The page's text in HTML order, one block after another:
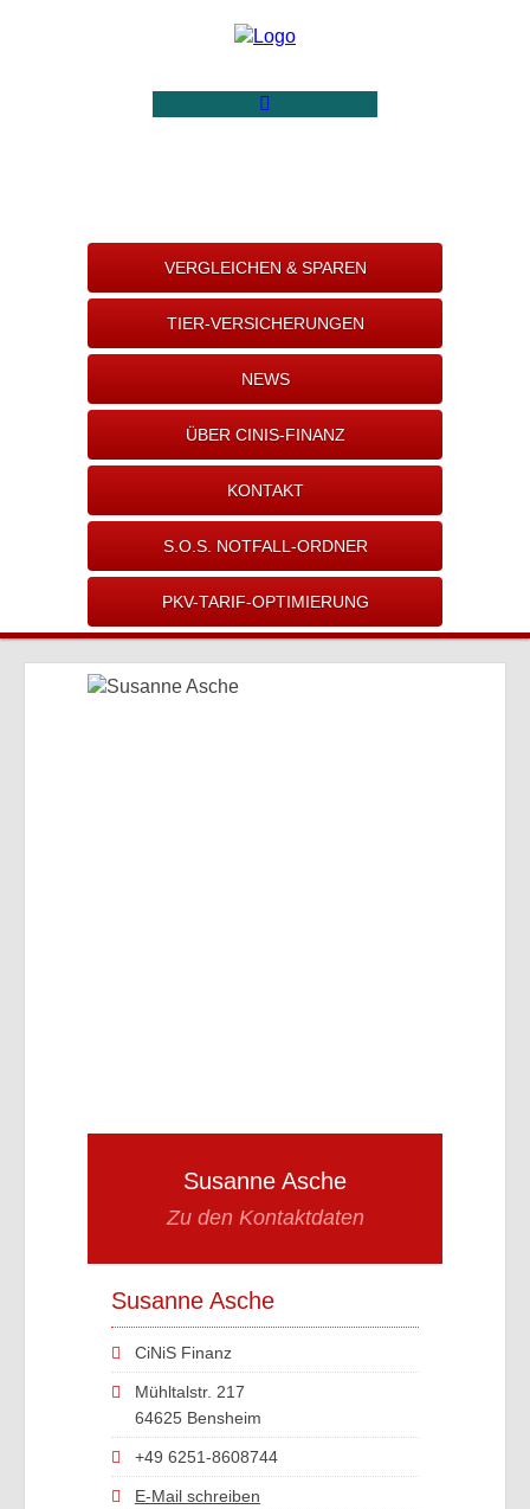
VERGLEICHEN & SPAREN
TIER-VERSICHERUNGEN
NEWS
ÜBER CINIS-FINANZ
KONTAKT
S.O.S. NOTFALL-ORDNER
PKV-TARIF-OPTIMIERUNG
Susanne Asche
Zu den Kontaktdaten
Susanne Asche
CiNiS Finanz
Mühltalstr. 217
64625 Bensheim
+49 6251-8608744
E-Mail schreiben